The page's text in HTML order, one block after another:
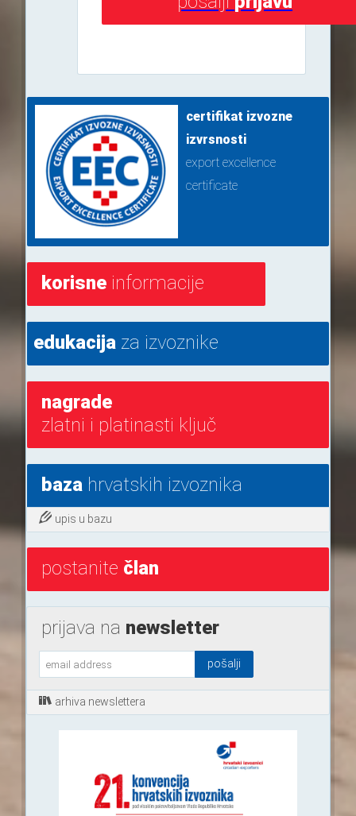
certifikat izvozne
izvrsnosti
export excellence
certificate
korisneinformacije
edukacijaza izvoznike
nagrade
zlatni i platinasti ključ
bazahrvatskih izvoznika
upis u bazu
postanite član
prijava na newsletter
arhiva newslettera